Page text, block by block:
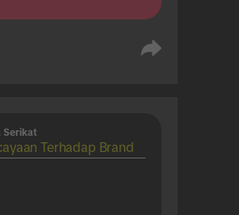
Serikat
Terhadap Brand